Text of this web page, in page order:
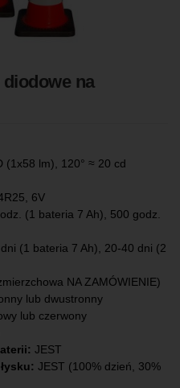
na
(1x58 lm), 120° ≈ 20 cd
6V
(1 bateria 7 Ah), 500 godz.
(1 bateria 7 Ah), 20-40 dni (2
NA ZAMÓWIENIE)
lub dwustronny
lub czerwony
JEST
JEST (100% dzień, 30%